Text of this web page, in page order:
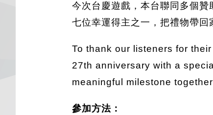
今次台慶遊戲，本台聯同多個
七位幸運得主之一，把禮物帶回
To thank our listeners for
27th anniversary with a
meaningful milestone
參加方法：